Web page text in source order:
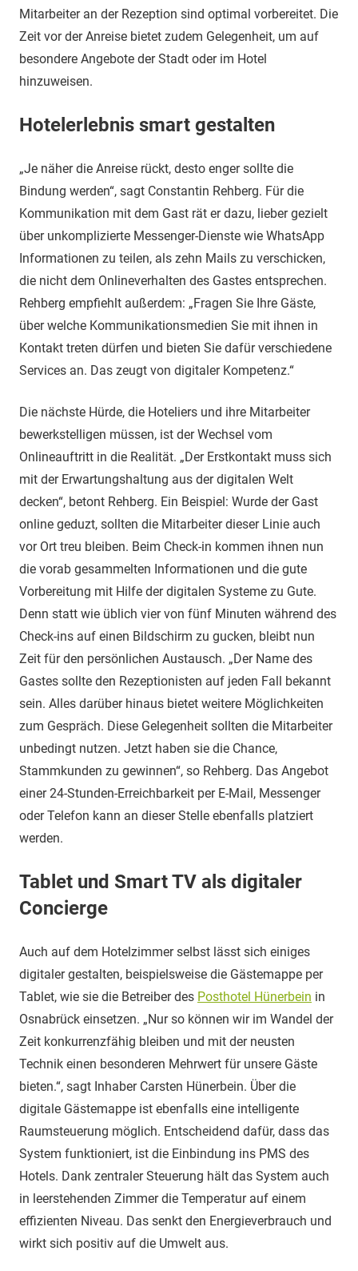
Mitarbeiter an der Rezeption sind optimal vorbereitet. Die
Zeit vor der Anreise bietet zudem Gelegenheit, um auf
besondere Angebote der Stadt oder im Hotel
hinzuweisen.
Hotelerlebnis smart gestalten
„Je näher die Anreise rückt, desto enger sollte die
Bindung werden“, sagt Constantin Rehberg. Für die
Kommunikation mit dem Gast rät er dazu, lieber gezielt
über unkomplizierte Messenger-Dienste wie WhatsApp
Informationen zu teilen, als zehn Mails zu verschicken,
die nicht dem Onlineverhalten des Gastes entsprechen.
Rehberg empfiehlt außerdem: „Fragen Sie Ihre Gäste,
über welche Kommunikationsmedien Sie mit ihnen in
Kontakt treten dürfen und bieten Sie dafür verschiedene
Services an. Das zeugt von digitaler Kompetenz.“
Die nächste Hürde, die Hoteliers und ihre Mitarbeiter
bewerkstelligen müssen, ist der Wechsel vom
Onlineauftritt in die Realität. „Der Erstkontakt muss sich
mit der Erwartungshaltung aus der digitalen Welt
decken“, betont Rehberg. Ein Beispiel: Wurde der Gast
online geduzt, sollten die Mitarbeiter dieser Linie auch
vor Ort treu bleiben. Beim Check-in kommen ihnen nun
die vorab gesammelten Informationen und die gute
Vorbereitung mit Hilfe der digitalen Systeme zu Gute.
Denn statt wie üblich vier von fünf Minuten während des
Check-ins auf einen Bildschirm zu gucken, bleibt nun
Zeit für den persönlichen Austausch. „Der Name des
Gastes sollte den Rezeptionisten auf jeden Fall bekannt
sein. Alles darüber hinaus bietet weitere Möglichkeiten
zum Gespräch. Diese Gelegenheit sollten die Mitarbeiter
unbedingt nutzen. Jetzt haben sie die Chance,
Stammkunden zu gewinnen“, so Rehberg. Das Angebot
einer 24-Stunden-Erreichbarkeit per E-Mail, Messenger
oder Telefon kann an dieser Stelle ebenfalls platziert
werden.
Tablet und Smart TV als digitaler
Concierge
Auch auf dem Hotelzimmer selbst lässt sich einiges
digitaler gestalten, beispielsweise die Gästemappe per
Tablet, wie sie die Betreiber des Posthotel Hünerbein in
Osnabrück einsetzen. „Nur so können wir im Wandel der
Zeit konkurrenzfähig bleiben und mit der neusten
Technik einen besonderen Mehrwert für unsere Gäste
bieten.“, sagt Inhaber Carsten Hünerbein. Über die
digitale Gästemappe ist ebenfalls eine intelligente
Raumsteuerung möglich. Entscheidend dafür, dass das
System funktioniert, ist die Einbindung ins PMS des
Hotels. Dank zentraler Steuerung hält das System auch
in leerstehenden Zimmer die Temperatur auf einem
effizienten Niveau. Das senkt den Energieverbrauch und
wirkt sich positiv auf die Umwelt aus.